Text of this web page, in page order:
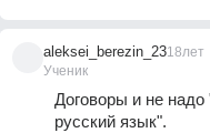
aleksei_berezin_23
Ученик
18лет
Договоры и не надо
русский язык".